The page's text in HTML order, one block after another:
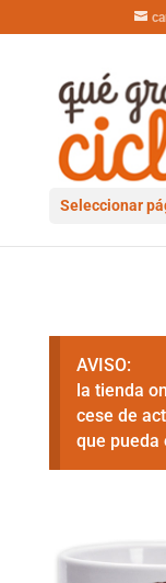
Seleccionar
AVISO:
la tienda
cese de
que pueda